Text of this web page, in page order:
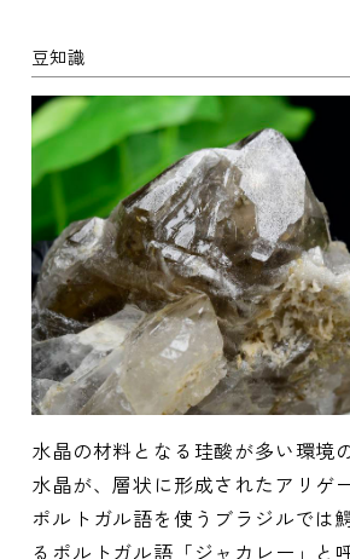
豆知識
水晶の材料となる珪酸が多い環境
水晶が、層状に形成されたアリゲ
ポルトガル語を使うブラジルでは
るポルトガル語「ジャカレー」と